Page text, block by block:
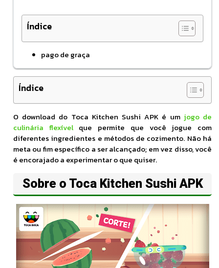
Índice
pago de graça
Índice
O download do Toca Kitchen Sushi APK é um jogo de
culinária flexívelque permite que você jogue com
diferentes ingredientes e métodos de cozimento. Não há
meta ou fim específico a ser alcançado; em vez disso, você
é encorajado a experimentar o que quiser.
Sobre o Toca Kitchen Sushi APK